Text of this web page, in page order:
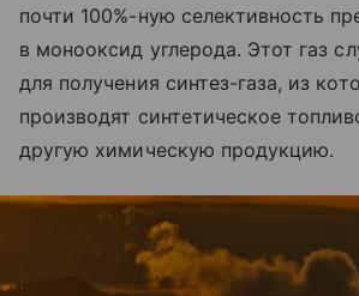
почти 100%-ную селективность
в монооксид углерода. Этот газ
для получения синтез-газа, из
производят синтетическое
другую химическую продукцию.